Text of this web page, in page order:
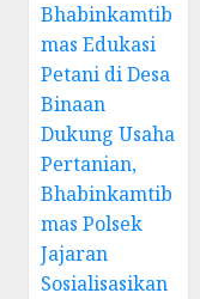
Bhabinkamtib
mas Edukasi
Petani di Desa
Binaan
Dukung Usaha
Pertanian,
Bhabinkamtib
mas Polsek
Jajaran
Sosialisasikan